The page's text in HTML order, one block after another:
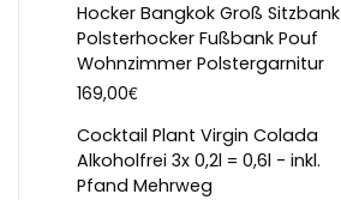
Hocker Bangkok Groß Sitzbank
Polsterhocker Fußbank Pouf
Wohnzimmer Polstergarnitur
169,00€
Cocktail Plant Virgin Colada
Alkoholfrei 3x 0,2l = 0,6l - inkl.
Pfand Mehrweg